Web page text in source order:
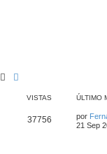
Buscar
VISTAS ÚLTIMO
37756 por
21 Sep